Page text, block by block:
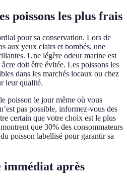
poissons les plus frais
pour sa conservation. Lors de
aux yeux clairs et bombés, une
Une légère odeur marine est
doit être évitée. Les poissons les
dans les marchés locaux ou chez
leur qualité.
poisson le jour même où vous
pas possible, informez-vous des
certain que votre choix est le plus
que 30% des consommateurs
poisson labellisé pour garantir sa
immédiat après